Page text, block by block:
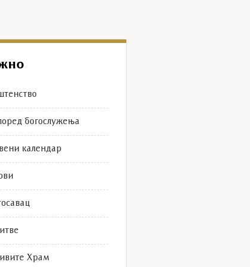
богослужења
календар
Храм